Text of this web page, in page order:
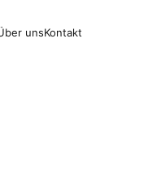
unsKontakt